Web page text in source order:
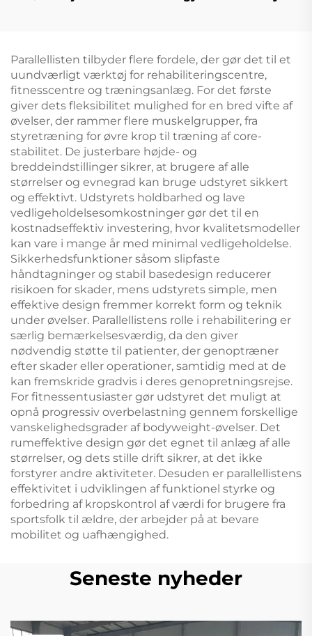
Parallellisten tilbyder flere fordele, der gør det til et
uundværligt værktøj for rehabiliteringscentre,
fitnesscentre og træningsanlæg. For det første
giver dets fleksibilitet mulighed for en bred vifte af
øvelser, der rammer flere muskelgrupper, fra
styretræning for øvre krop til træning af core-
stabilitet. De justerbare højde- og
breddeindstillinger sikrer, at brugere af alle
størrelser og evnegrad kan bruge udstyret sikkert
og effektivt. Udstyrets holdbarhed og lave
vedligeholdelsesomkostninger gør det til en
kostnadseffektiv investering, hvor kvalitetsmodeller
kan vare i mange år med minimal vedligeholdelse.
Sikkerhedsfunktioner såsom slipfaste
håndtagninger og stabil basedesign reducerer
risikoen for skader, mens udstyrets simple, men
effektive design fremmer korrekt form og teknik
under øvelser. Parallellistens rolle i rehabilitering er
særlig bemærkelsesværdig, da den giver
nødvendig støtte til patienter, der genoptræner
efter skader eller operationer, samtidig med at de
kan fremskride gradvis i deres genopretningsrejse.
For fitnessentusiaster gør udstyret det muligt at
opnå progressiv overbelastning gennem forskellige
vanskelighedsgrader af bodyweight-øvelser. Det
rumeffektive design gør det egnet til anlæg af alle
størrelser, og dets stille drift sikrer, at det ikke
forstyrer andre aktiviteter. Desuden er parallellistens
effektivitet i udviklingen af funktionel styrke og
forbedring af kropskontrol af værdi for brugere fra
sportsfolk til ældre, der arbejder på at bevare
mobilitet og uafhængighed.
Seneste nyheder